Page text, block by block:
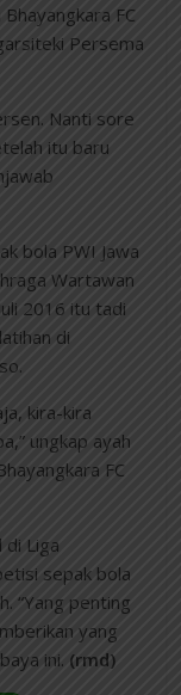
FC
Persema
Nanti sore
itu baru
bola PWI Jawa
Wartawan
2016 itu tadi
di
kira-kira
ungkap ayah
FC
di Liga
sepak bola
“Yang penting
yang
ini. (rmd)